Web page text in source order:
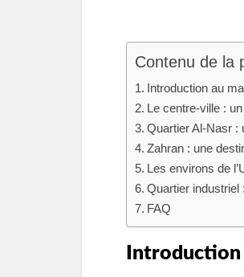
Contenu de la
Introduction au
Le centre-ville :
Quartier Al-Nasr :
Zahran : une
Les environs de
Quartier industriel
FAQ